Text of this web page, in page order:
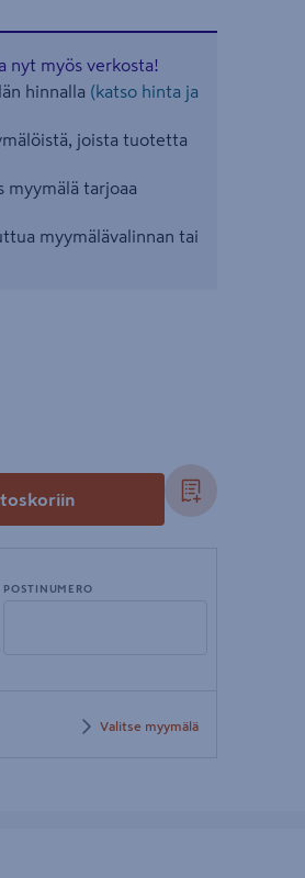
nyt myös verkosta!
hinnalla (katso hinta ja
joista tuotetta
tarjoaa
myymälävalinnan tai
POSTINUMERO
postinumero
Valitse myymälä